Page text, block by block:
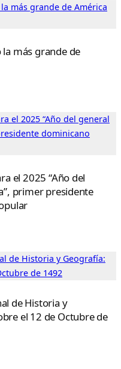
más grande de
el 2025 “Año del
primer presidente
de Historia y
el 12 de Octubre de